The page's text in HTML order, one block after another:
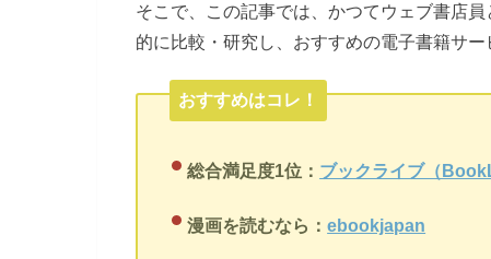
そこで、この記事では、かつてウェブ書店
的に比較・研究し、おすすめの電子書籍サ
おすすめはコレ！
総合満足度1位： ブックライブ（
漫画を読むなら：ebookjapan